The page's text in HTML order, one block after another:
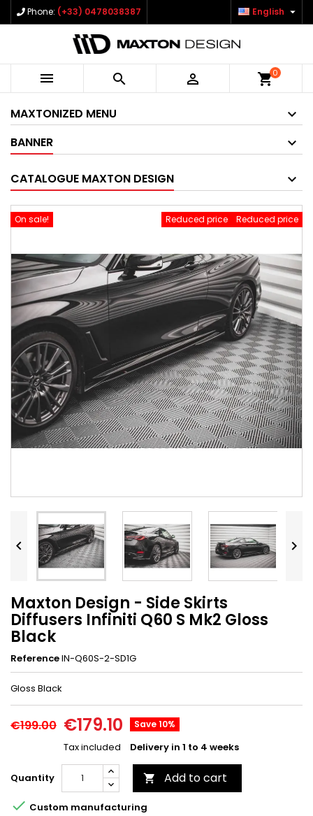
Phone: (+33) 0478038387 English 
   shopping_cart0
MAXTONIZED MENU
BANNER
CATALOGUE MAXTON DESIGN
On sale! Reduced price
Reduced price
 
Maxton Design - Side Skirts
Diffusers Infiniti Q60 S Mk2 Gloss
Black
ReferenceIN-Q60S-2-SD1G
Gloss Black
€199.00 €179.10 Save 10%
Tax included Delivery in 1 to 4 weeks
Quantity  Add to cart
 Custom manufacturing